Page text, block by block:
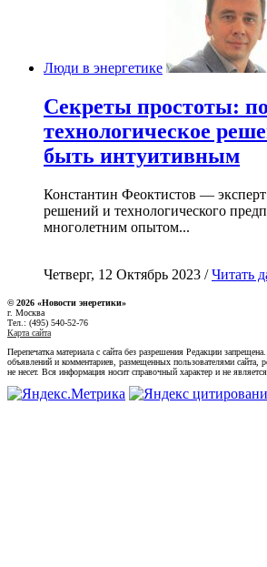
Люди в энергетике
Секреты простоты:
технологическое
быть интуитивным
Константин Феоктистов — эксперт
решений и технологического
многолетним опытом...
Четверг, 12 Октябрь 2023 /Читать
© 2026 «Новости энеретики»
г. Москва
Тел.: (495) 540-52-76
Карта сайта
Перепечатка материала с сайта без разрешения Редакции
объявлений и комментариев, размещенных пользователями сайта,
не несет. Вся информация носит справочный характер и не